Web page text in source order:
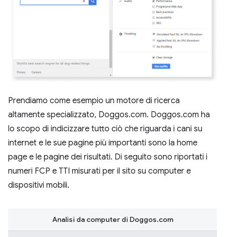
Prendiamo come esempio un motore di ricerca
altamente specializzato, Doggos.com. Doggos.com ha
lo scopo di indicizzare tutto ciò che riguarda i cani su
internet e le sue pagine più importanti sono la home
page e le pagine dei risultati. Di seguito sono riportati i
numeri FCP e TTI misurati per il sito su computer e
dispositivi mobili.
Analisi da computer di Doggos.com